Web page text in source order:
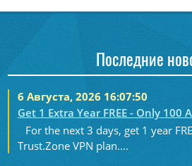
Последние
6 Августа, 2026 16:07:50
Get 1 Extra Year FREE - Only 100
For the next 3 days, get 1 year
Trust.Zone VPN plan....